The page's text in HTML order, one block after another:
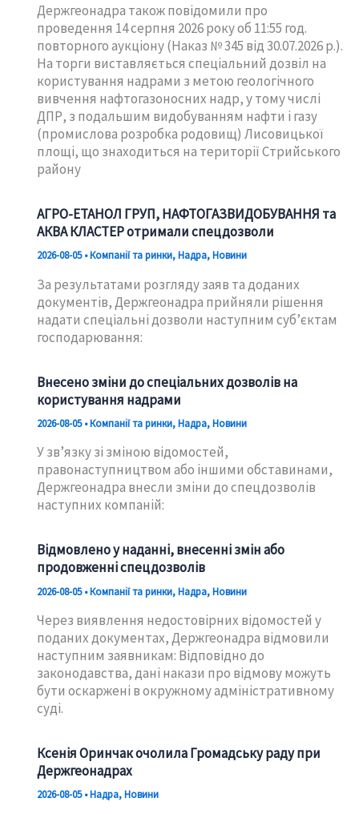
Держгеонадра також повідомили про
проведення 14 серпня 2026 року об 11:55 год.
повторного аукціону (Наказ № 345 від 30.07.2026 р.).
На торги виставляється спеціальний дозвіл на
користування надрами з метою геологічного
вивчення нафтогазоносних надр, у тому числі
ДПР, з подальшим видобуванням нафти і газу
(промислова розробка родовищ) Лисовицької
площі, що знаходиться на території Стрийського
району
АГРО-ЕТАНОЛ ГРУП, НАФТОГАЗВИДОБУВАННЯ та
АКВА КЛАСТЕР отримали спецдозволи
2026-08-05•Компанії та ринки,Надра,Новини
За результатами розгляду заяв та доданих
документів, Держгеонадра прийняли рішення
надати спеціальні дозволи наступним суб’єктам
господарювання:
Внесено зміни до спеціальних дозволів на
користування надрами
2026-08-05•Компанії та ринки,Надра,Новини
У зв’язку зі зміною відомостей,
правонаступництвом або іншими обставинами,
Держгеонадра внесли зміни до спецдозволів
наступних компаній:
Відмовлено у наданні, внесенні змін або
продовженні спецдозволів
2026-08-05•Компанії та ринки,Надра,Новини
Через виявлення недостовірних відомостей у
поданих документах, Держгеонадра відмовили
наступним заявникам: Відповідно до
законодавства, дані накази про відмову можуть
бути оскаржені в окружному адміністративному
суді.
Ксенія Оринчак очолила Громадську раду при
Держгеонадрах
2026-08-05•Надра,Новини